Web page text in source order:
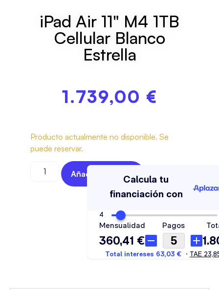
iPad Air 11" M4 1TB
Cellular Blanco
Estrella
1.739,00 €
Producto actualmente no disponible. Se
puede reservar.
Añadir Al Carrito